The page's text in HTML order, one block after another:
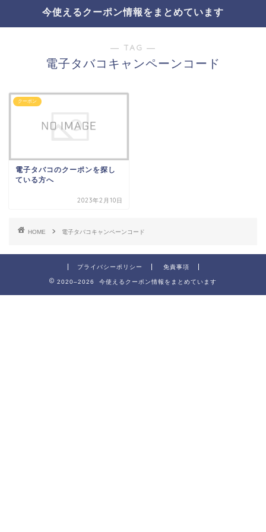
今使えるクーポン情報をまとめています
― TAG ―
電子タバコキャンペーンコード
クーポン
電子タバコのクーポンを探し
ている方へ
2023年2月10日
HOME 電子タバコキャンペーンコード
プライバシーポリシー 免責事項
2020–2026 今使えるクーポン情報をまとめています